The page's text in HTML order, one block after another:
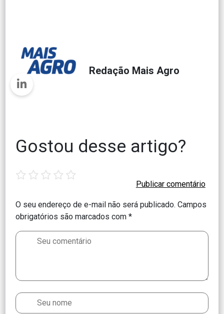
Redação Mais Agro
Gostou desse artigo?
O seu endereço de e-mail não será publicado. Campos
obrigatórios são marcados com*
star stars stars stars stars